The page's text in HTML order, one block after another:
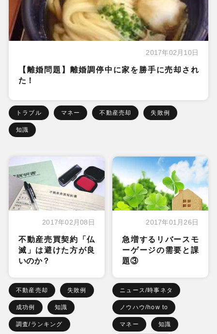
2017年02月10日
【離婚問題】離婚調停中に家を勝手に売却され
た！
トラブル マネー 不動産売却 失敗例
知識
2017年02月08日
不動産売買契約「仏
滅」は避けた方が良
いのか？
不動産売却 失敗例
成功例 知識
調査/ランキング
2017年01月26日
急増するリバースモ
ーゲージの需要と課
題③
ニュース/時事ネタ
ノウハウ/how to
マネー 知識